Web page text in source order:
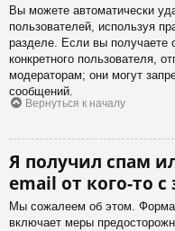
Вы можете автоматически
пользователей, используя
разделе. Если вы получаете
конкретного пользователя,
модераторам; они могут
сообщений.
Вернуться к началу
Я получил спам
email от кого-то
Мы сожалеем об этом. Форма
включает меры